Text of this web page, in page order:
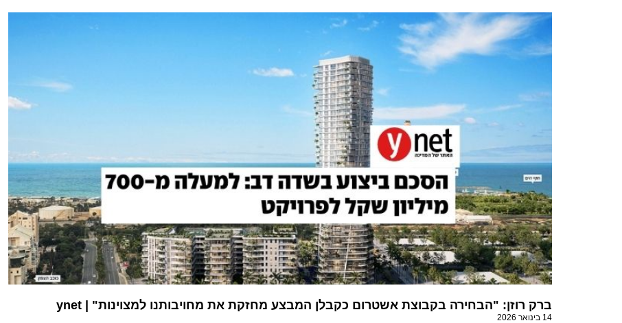
ברק רוזן: "הבחירה בקבוצת אשטרום כקבלן המבצע מחזקת את מחויבותנו למצוינות" | ynet
14 בינואר 2026